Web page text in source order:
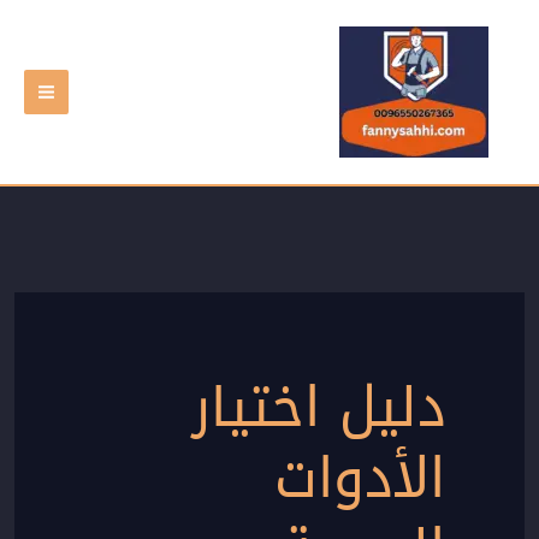
تخطي
المحتوى
دليل اختيار
الأدوات